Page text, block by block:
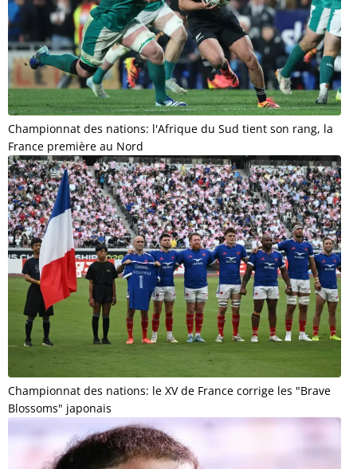
Championnat des nations: l'Afrique du Sud tient son rang, la
France première au Nord
Championnat des nations: le XV de France corrige les "Brave
Blossoms" japonais